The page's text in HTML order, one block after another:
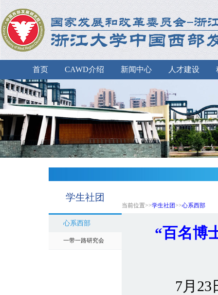
首页 CAWD介绍 新闻中心 人才建设
学生社团
当前位置>>学生社团>>心系西部
心系西部
一带一路研究会 “百名博
7月23日